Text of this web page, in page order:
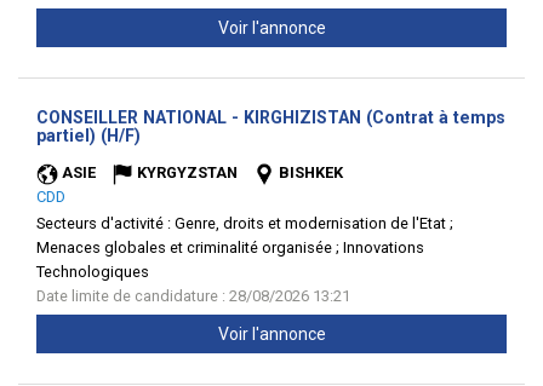
Voir l'annonce
CONSEILLER NATIONAL - KIRGHIZISTAN (Contrat à temps
partiel) (H/F)
ASIE KYRGYZSTAN
BISHKEK
CDD
Secteurs d'activité : Genre, droits et modernisation de l'Etat ;
Menaces globales et criminalité organisée ; Innovations
Technologiques
Date limite de candidature : 28/08/2026 13:21
Voir l'annonce